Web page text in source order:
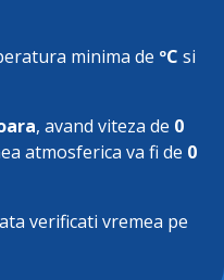
minima de ºC si
, avand viteza de 0
atmosferica va fi de 0
verificati vremea pe